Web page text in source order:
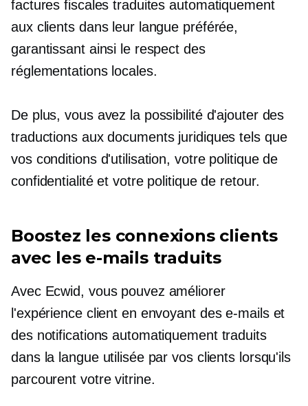
factures fiscales traduites automatiquement
aux clients dans leur langue préférée,
garantissant ainsi le respect des
réglementations locales.
De plus, vous avez la possibilité d'ajouter des
traductions aux documents juridiques tels que
vos conditions d'utilisation, votre politique de
confidentialité et votre politique de retour.
Boostez les connexions clients
avec les e-mails traduits
Avec Ecwid, vous pouvez améliorer
l'expérience client en envoyant des e-mails et
des notifications automatiquement traduits
dans la langue utilisée par vos clients lorsqu'ils
parcourent votre vitrine.